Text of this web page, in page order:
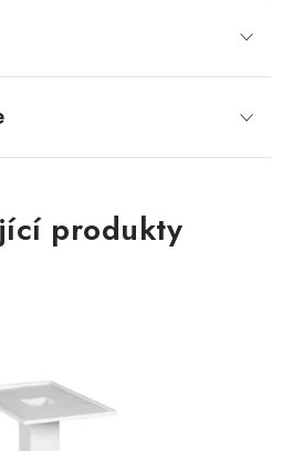
produkty